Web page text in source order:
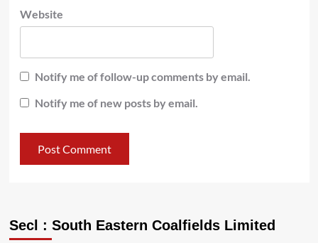
Website
Notify me of follow-up comments by email.
Notify me of new posts by email.
Secl : South Eastern Coalfields Limited